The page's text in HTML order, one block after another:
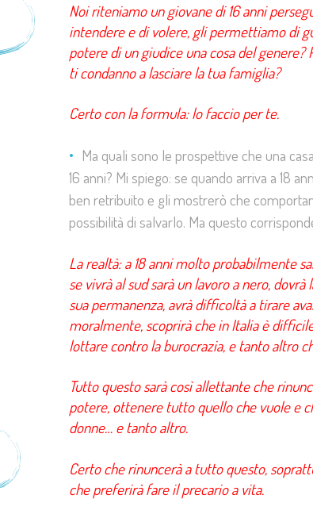
Noi riteniamo un giovane di 16 anni
intendere e di volere, gli permettiamo di
potere di un giudice una cosa del
ti condanno a lasciare la tua famiglia?
Certo con la formula: lo faccio per te.
Ma quali sono le prospettive che una
16 anni? Mi spiego: se quando arriva a 18
ben retribuito e gli mostrerò che
possibilità di salvarlo. Ma questo
La realtà: a 18 anni molto probabilmente
se vivrà al sud sarà un lavoro a nero,
sua permanenza, avrà difficoltà a tirare
moralmente, scoprirà che in Italia è
lottare contro la burocrazia, e tanto altro
Tutto questo sarà così allettante che
potere, ottenere tutto quello che vuole e
donne… e tanto altro.
Certo che rinuncerà a tutto questo,
che preferirà fare il precario a vita.